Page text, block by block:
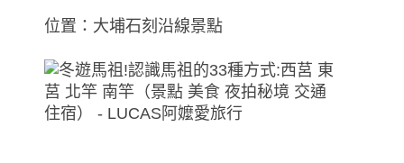
位置：大埔石刻沿線景點